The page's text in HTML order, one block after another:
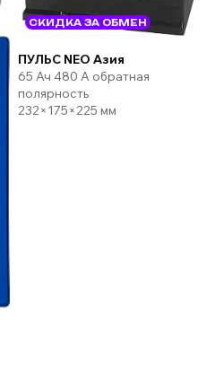
СКИДКА ЗА ОБМЕН
ПУЛЬС NEO Азия
65 Ач 480 А обратная
полярность
232×175×225 мм